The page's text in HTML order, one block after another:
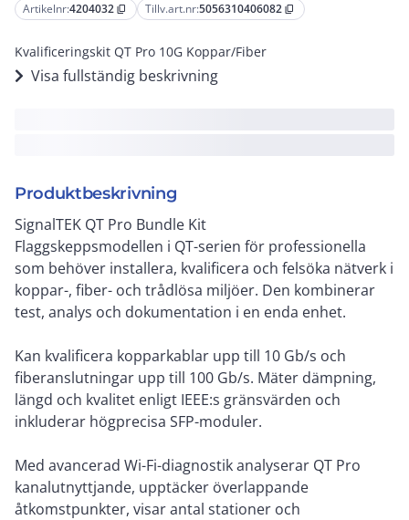
Artikelnr:4204032 content_copy Tillv.art.nr:5056310406082 content_copy
Kvalificeringskit QT Pro 10G Koppar/Fiber
Visa fullständig beskrivning
Produktbeskrivning
SignalTEK QT Pro Bundle Kit
Flaggskeppsmodellen i QT-serien för professionella
som behöver installera, kvalificera och felsöka nätverk i
koppar-, fiber- och trådlösa miljöer. Den kombinerar
test, analys och dokumentation i en enda enhet.
Kan kvalificera kopparkablar upp till 10 Gb/s och
fiberanslutningar upp till 100 Gb/s. Mäter dämpning,
längd och kvalitet enligt IEEE:s gränsvärden och
inkluderar högprecisa SFP-moduler.
Med avancerad Wi-Fi-diagnostik analyserar QT Pro
kanalutnyttjande, upptäcker överlappande
åtkomstpunkter, visar antal stationer och